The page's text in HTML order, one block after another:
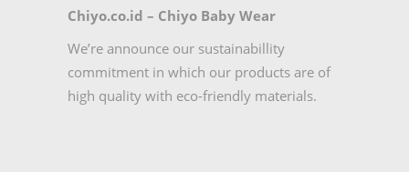
Chiyo.co.id – Chiyo Baby Wear
We’re announce our sustainabillity
commitment in which our products are of
high quality with eco-friendly materials.